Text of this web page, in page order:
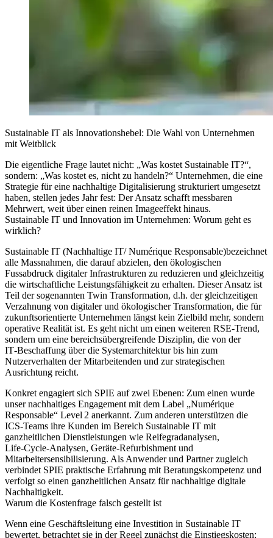
Sustainable IT als Innovationshebel: Die Wahl von Unternehmen
mit Weitblick
Die eigentliche Frage lautet nicht: „Was kostet Sustainable IT?“,
sondern: „Was kostet es, nicht zu handeln?“ Unternehmen, die eine
Strategie für eine nachhaltige Digitalisierung strukturiert umgesetzt
haben, stellen jedes Jahr fest: Der Ansatz schafft messbaren
Mehrwert, weit über einen reinen Imageeffekt hinaus.
Sustainable IT und Innovation im Unternehmen: Worum geht es
wirklich?
Sustainable IT (Nachhaltige IT/ Numérique Responsable)bezeichnet
alle Massnahmen, die darauf abzielen, den ökologischen
Fussabdruck digitaler Infrastrukturen zu reduzieren und gleichzeitig
die wirtschaftliche Leistungsfähigkeit zu erhalten. Dieser Ansatz ist
Teil der sogenannten Twin Transformation, d.h. der gleichzeitigen
Verzahnung von digitaler und ökologischer Transformation, die für
zukunftsorientierte Unternehmen längst kein Zielbild mehr, sondern
operative Realität ist. Es geht nicht um einen weiteren RSE‑Trend,
sondern um eine bereichsübergreifende Disziplin, die von der
IT‑Beschaffung über die Systemarchitektur bis hin zum
Nutzerverhalten der Mitarbeitenden und zur strategischen
Ausrichtung reicht.
Konkret engagiert sich SPIE auf zwei Ebenen: Zum einen wurde
unser nachhaltiges Engagement mit dem Label „Numérique
Responsable“ Level 2 anerkannt. Zum anderen unterstützen die
ICS‑Teams ihre Kunden im Bereich Sustainable IT mit
ganzheitlichen Dienstleistungen wie Reifegradanalysen,
Life‑Cycle‑Analysen, Geräte‑Refurbishment und
Mitarbeitersensibilisierung. Als Anwender und Partner zugleich
verbindet SPIE praktische Erfahrung mit Beratungskompetenz und
verfolgt so einen ganzheitlichen Ansatz für nachhaltige digitale
Nachhaltigkeit.
Warum die Kostenfrage falsch gestellt ist
Wenn eine Geschäftsleitung eine Investition in Sustainable IT
bewertet, betrachtet sie in der Regel zunächst die Einstiegskosten: